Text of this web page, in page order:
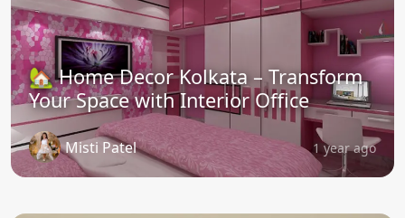
🏡 Home Decor Kolkata – Transform
Your Space with Interior Office
Misti Patel 1 year ago